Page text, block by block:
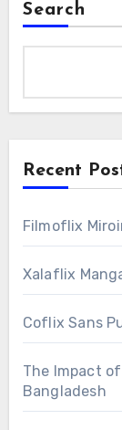
Search
Recent
Filmoflix
Xalaflix
Coflix Sans
The Impact
Bangladesh